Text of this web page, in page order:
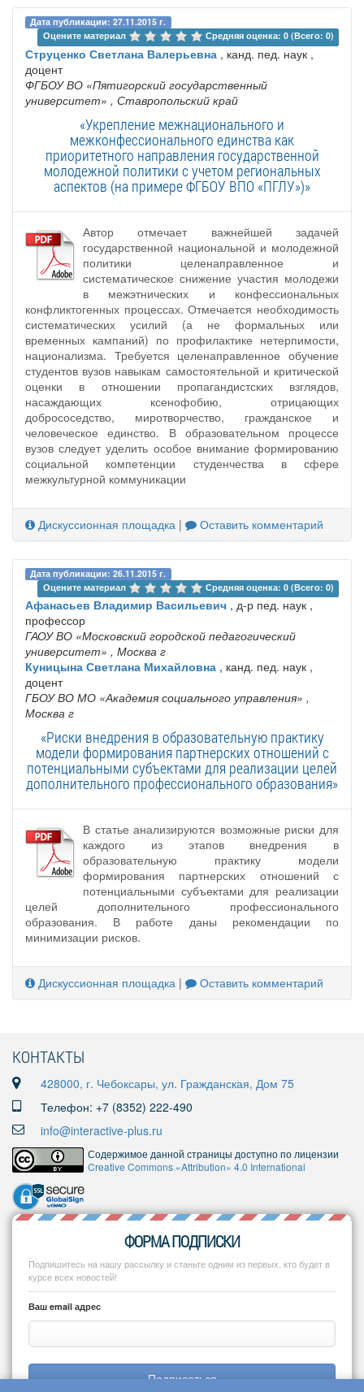
Дата публикации: 27.11.2015 г.
Оцените материал
Средняя оценка: 0 (Всего: 0)
Струценко Светлана Валерьевна , канд. пед. наук ,
доцент
ФГБОУ ВО «Пятигорский государственный
университет» , Ставропольский край
«Укрепление межнационального и
межконфессионального единства как
приоритетного направления государственной
молодежной политики с учетом региональных
аспектов (на примере ФГБОУ ВПО «ПГЛУ»)»
Автор отмечает важнейшей задачей
государственной национальной и молодежной
политики целенаправленное и
систематическое снижение участия молодежи
в межэтнических и конфессиональных
конфликтогенных процессах. Отмечается необходимость
систематических усилий (а не формальных или
временных кампаний) по профилактике нетерпимости,
национализма. Требуется целенаправленное обучение
студентов вузов навыкам самостоятельной и критической
оценки в отношении пропагандистских взглядов,
насаждающих ксенофобию, отрицающих
добрососедство, миротворчество, гражданское и
человеческое единство. В образовательном процессе
вузов следует уделить особое внимание формированию
социальной компетенции студенчества в сфере
межкультурной коммуникации
Дискуссионная площадка | Оставить комментарий
Дата публикации: 26.11.2015 г.
Оцените материал
Средняя оценка: 0 (Всего: 0)
Афанасьев Владимир Васильевич , д-р пед. наук ,
профессор
ГАОУ ВО «Московский городской педагогический
университет» , Москва г
Куницына Светлана Михайловна , канд. пед. наук ,
доцент
ГБОУ ВО МО «Академия социального управления» ,
Москва г
«Риски внедрения в образовательную практику
модели формирования партнерских отношений с
потенциальными субъектами для реализации целей
дополнительного профессионального образования»
В статье анализируются возможные риски для
каждого из этапов внедрения в
образовательную практику модели
формирования партнерских отношений с
потенциальными субъектами для реализации
целей дополнительного профессионального
образования. В работе даны рекомендации по
минимизации рисков.
Дискуссионная площадка | Оставить комментарий
КОНТАКТЫ
428000, г. Чебоксары, ул. Гражданская, Дом 75
Телефон: +7 (8352) 222-490
info@interactive-plus.ru
Содержимое данной страницы доступно по лицензии
Creative Commons «Attribution» 4.0 International
ФОРМА ПОДПИСКИ
Подпишитесь на нашу рассылку и станьте одним из первых, кто будет в
курсе всех новостей!
Ваш email адрес
Подписаться